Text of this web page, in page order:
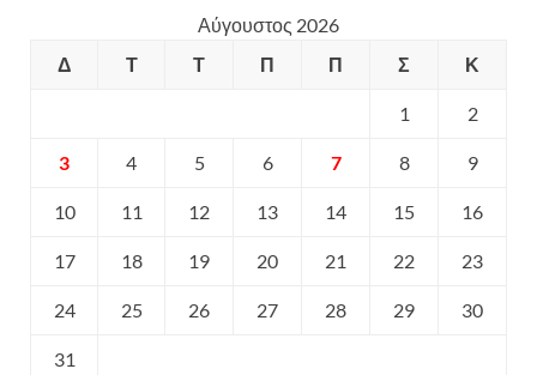
Αύγουστος 2026
Δ
Τ Τ Π Π Σ Κ
1 2
3 4 5 6 7 8 9
10 11 12 13 14 15 16
17 18 19 20 21 22 23
24 25 26 27 28 29 30
31